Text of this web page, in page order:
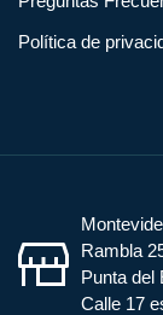
Política de
Rambla
Punta del
Calle 17